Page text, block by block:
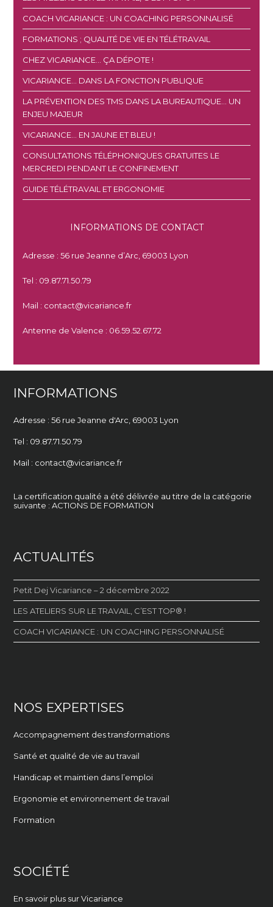
COACH VICARIANCE : UN COACHING PERSONNALISÉ
FORMATIONS ; QUALITÉ DE VIE EN TÉLÉTRAVAIL
CHEZ VICARIANCE… ÇA DÉPOTE !
VICARIANCE… DANS LA FONCTION PUBLIQUE
LA PRÉVENTION DES TMS DANS LA BUREAUTIQUE… UN
ENJEU MAJEUR
VICARIANCE… EN JAUNE ET BLEU !
CONSULTATIONS TÉLÉPHONIQUES GRATUITES LE
MERCREDI PENDANT LE CONFINEMENT
GUIDE TÉLÉTRAVAIL ET ERGONOMIE
INFORMATIONS DE CONTACT
Adresse : 56 rue Jeanne d’Arc, 69003 Lyon
Tel : 09.87.71.50.79
Mail : contact@vicariance.fr
Antenne de Valence : 06.59.52.67.72
INFORMATIONS
Adresse : 56 rue Jeanne d'Arc, 69003 Lyon
Tel : 09.87.71.50.79
Mail : contact@vicariance.fr
La certification qualité a été délivrée au titre de la catégorie
suivante : ACTIONS DE FORMATION
ACTUALITÉS
Petit Dej Vicariance – 2 décembre 2022
LES ATELIERS SUR LE TRAVAIL, C’EST TOP® !
COACH VICARIANCE : UN COACHING PERSONNALISÉ
NOS EXPERTISES
Accompagnement des transformations
Santé et qualité de vie au travail
Handicap et maintien dans l’emploi
Ergonomie et environnement de travail
Formation
SOCIÉTÉ
En savoir plus sur Vicariance